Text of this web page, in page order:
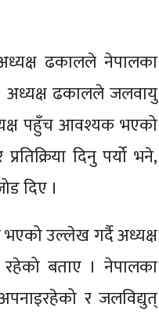
अध्यक्ष ढकालले नेपालका
अध्यक्ष ढकालले जलवायु
पहुँच आवश्यक भएको
दिनु पर्यो भने,
दिए ।
उल्लेख गर्दै अध्यक्ष
बताए । नेपालका
र जलविद्युत्